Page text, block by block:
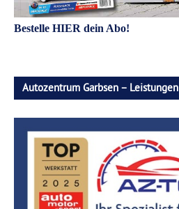
Bestelle HIER dein Abo!
Autozentrum Garbsen – Leistungen